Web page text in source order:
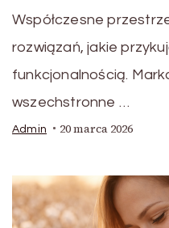
Współczesne
rozwiązań, jakie
funkcjonalnością.
wszechstronne …
Admin 20 marca 2026